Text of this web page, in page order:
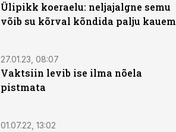
Ülipikk koeraelu: neljajalgne semu
võib su kõrval kõndida palju kauem
27.01.23, 08:07
Vaktsiin levib ise ilma nõela
pistmata
01.07.22, 13:02